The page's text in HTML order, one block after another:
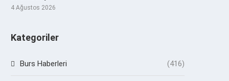
4 Ağustos 2026
Kategoriler
Burs Haberleri (416)